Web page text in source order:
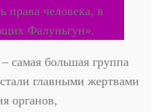
права человека, в
Фалуньгун».
самая большая группа
главными жертвами
органов,